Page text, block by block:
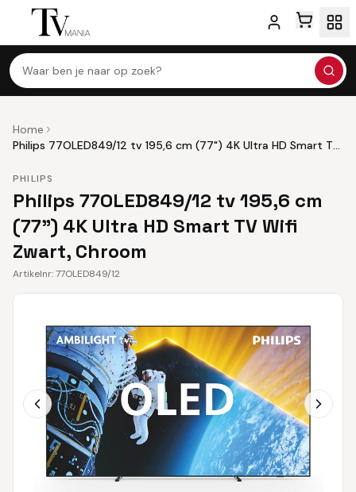
Waar ben je naar op zoek?
Home
Philips 77OLED849/12 tv 195,6 cm (77") 4K Ultra HD Smart TV
PHILIPS
Philips 77OLED849/12 tv 195,6 cm
(77") 4K Ultra HD Smart TV Wifi
Zwart, Chroom
Artikelnr:77OLED849/12